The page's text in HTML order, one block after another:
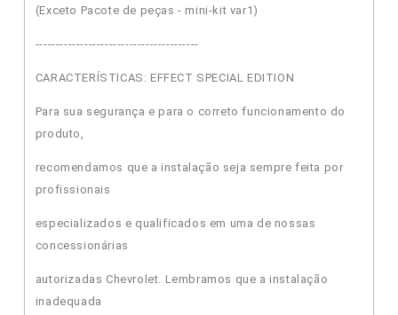
(Exceto Pacote de peças - mini-kit var1)
----------------------------------------
CARACTERÍSTICAS: EFFECT SPECIAL EDITION
Para sua segurança e para o correto funcionamento do
produto,
recomendamos que a instalação seja sempre feita por
profissionais
especializados e qualificados em uma de nossas
concessionárias
autorizadas Chevrolet. Lembramos que a instalação
inadequada